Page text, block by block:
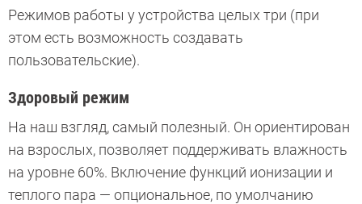
Режимов работы у устройства целых три (при
этом есть возможность создавать
пользовательские).
Здоровый режим
На наш взгляд, самый полезный. Он ориентирован
на взрослых, позволяет поддерживать влажность
на уровне 60%. Включение функций ионизации и
теплого пара — опциональное, по умолчанию